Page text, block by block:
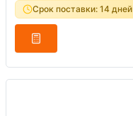
Срок поставки: 14 дней